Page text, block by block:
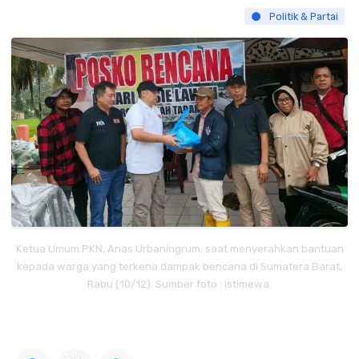
Politik & Partai
Ketua Umum PKN, Anas Urbaningrum, saat menyerahkan bantuan
kepada warga yang terkena dampak bencana di Sumatera Barat,
Rabu (10/12). Sumber foto : istimewa.